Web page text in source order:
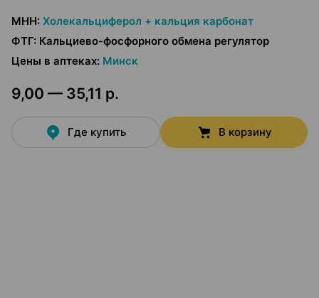
МНН: Холекальциферол + кальция карбонат
ФТГ: Кальциево-фосфорного обмена регулятор
Цены в аптеках: Минск
9,00 — 35,11 р.
Где купить В корзину